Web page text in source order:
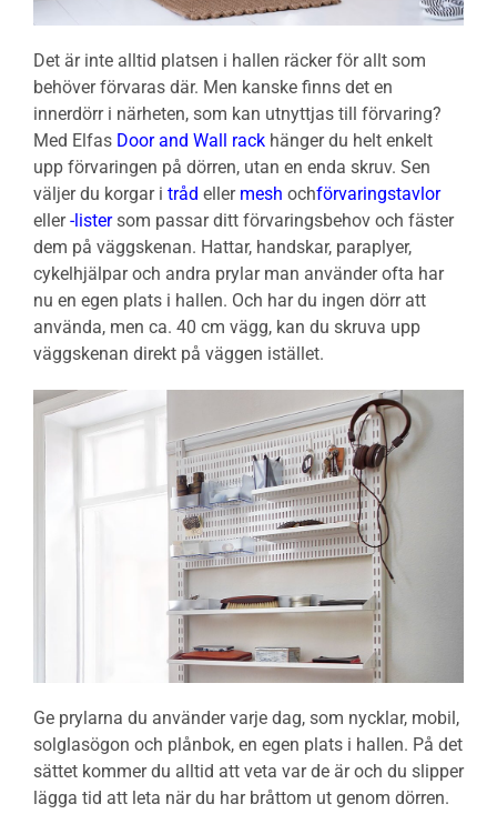
Det är inte alltid platsen i hallen räcker för allt som
behöver förvaras där. Men kanske finns det en
innerdörr i närheten, som kan utnyttjas till förvaring?
Med Elfas Door and Wall rack hänger du helt enkelt
upp förvaringen på dörren, utan en enda skruv. Sen
väljer du korgar i tråd eller mesh ochförvaringstavlor
eller-listersom passar ditt förvaringsbehov och fäster
dem på väggskenan. Hattar, handskar, paraplyer,
cykelhjälpar och andra prylar man använder ofta har
nu en egen plats i hallen. Och har du ingen dörr att
använda, men ca. 40 cm vägg, kan du skruva upp
väggskenan direkt på väggen istället.
Ge prylarna du använder varje dag, som nycklar, mobil,
solglasögon och plånbok, en egen plats i hallen. På det
sättet kommer du alltid att veta var de är och du slipper
lägga tid att leta när du har bråttom ut genom dörren.